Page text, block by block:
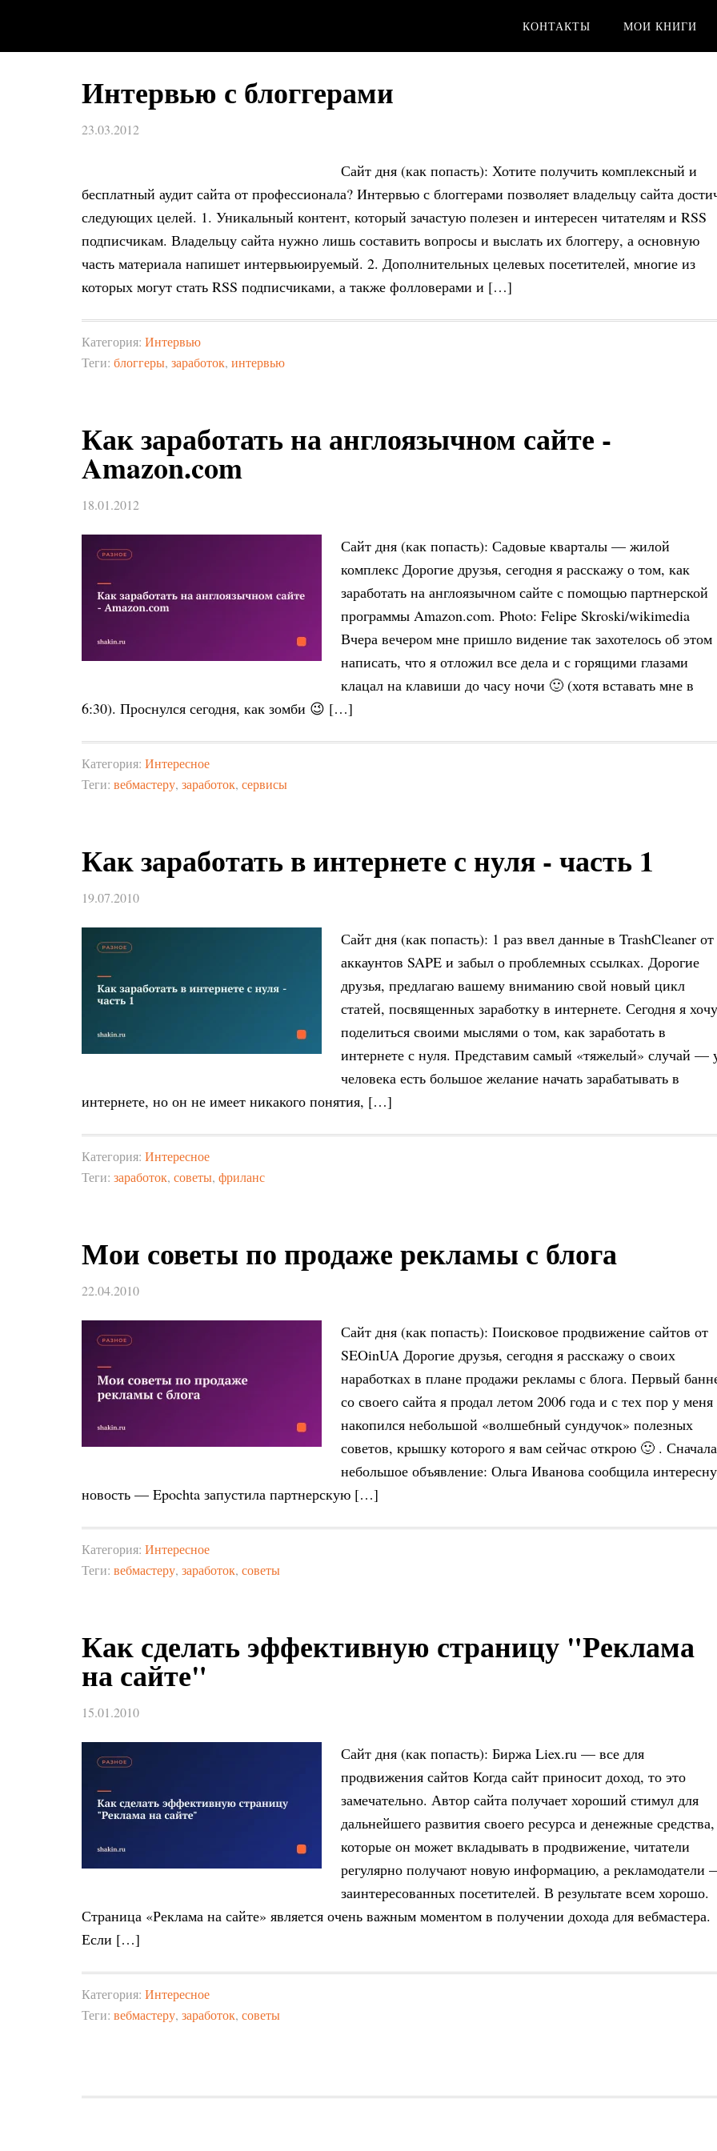
КОНТАКТЫ МОИ КНИГИ
Интервью с блоггерами
23.03.2012
Сайт дня (как попасть): Хотите получить комплексный и
бесплатный аудит сайта от профессионала? Интервью с блоггерами позволяет владельцу сайта
следующих целей. 1. Уникальный контент, который зачастую полезен и интересен читателям и RSS
подписчикам. Владельцу сайта нужно лишь составить вопросы и выслать их блоггеру, а основную
часть материала напишет интервьюируемый. 2. Дополнительных целевых посетителей, многие из
которых могут стать RSS подписчиками, а также фолловерами и […]
Категория: Интервью
Теги: блоггеры, заработок, интервью
Как заработать на англоязычном сайте -
Amazon.com
18.01.2012
Сайт дня (как попасть): Садовые кварталы — жилой
комплекс Дорогие друзья, сегодня я расскажу о том, как
заработать на англоязычном сайте с помощью партнерской
программы Amazon.com. Photo: Felipe Skroski/wikimedia
Вчера вечером мне пришло видение так захотелось об этом
написать, что я отложил все дела и с горящими глазами
клацал на клавиши до часу ночи 🙂 (хотя вставать мне в
6:30). Проснулся сегодня, как зомби 😉 […]
Категория: Интересное
Теги: вебмастеру, заработок, сервисы
Как заработать в интернете с нуля - часть 1
19.07.2010
Сайт дня (как попасть): 1 раз ввел данные в TrashCleaner от
аккаунтов SAPE и забыл о проблемных ссылках. Дорогие
друзья, предлагаю вашему вниманию свой новый цикл
статей, посвященных заработку в интернете. Сегодня я хочу
поделиться своими мыслями о том, как заработать в
интернете с нуля. Представим самый «тяжелый» случай —
человека есть большое желание начать зарабатывать в
интернете, но он не имеет никакого понятия, […]
Категория: Интересное
Теги: заработок, советы, фриланс
Мои советы по продаже рекламы с блога
22.04.2010
Сайт дня (как попасть): Поисковое продвижение сайтов от
SEOinUA Дорогие друзья, сегодня я расскажу о своих
наработках в плане продажи рекламы с блога. Первый
со своего сайта я продал летом 2006 года и с тех пор у меня
накопился небольшой «волшебный сундучок» полезных
советов, крышку которого я вам сейчас открою 🙂 . Сначала
небольшое объявление: Ольга Иванова сообщила
новость — Epochta запустила партнерскую […]
Категория: Интересное
Теги: вебмастеру, заработок, советы
Как сделать эффективную страницу "Реклама
на сайте"
15.01.2010
Сайт дня (как попасть): Биржа Liex.ru — все для
продвижения сайтов Когда сайт приносит доход, то это
замечательно. Автор сайта получает хороший стимул для
дальнейшего развития своего ресурса и денежные средства,
которые он может вкладывать в продвижение, читатели
регулярно получают новую информацию, а рекламодатели
заинтересованных посетителей. В результате всем хорошо.
Страница «Реклама на сайте» является очень важным моментом в получении дохода для вебмастера.
Если […]
Категория: Интересное
Теги: вебмастеру, заработок, советы